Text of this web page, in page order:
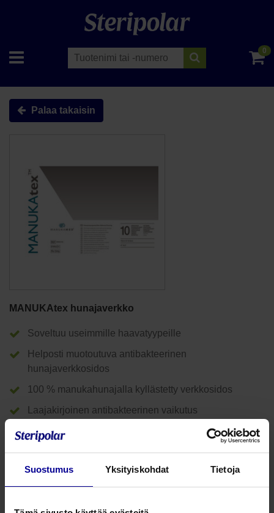
Suostumus Yksityiskohdat Tietoja
0
Palaa takaisin
MANUKAtex hunajaverkko
Soveltuu useimmille haavatyypeille
Helposti muotoutuva antibakteerinen
hunajaverkkosidos
100 % manukahunajalla kyllästetty verkkosidos
Laajakirjoinen antibakteerinen vaikutus
Facebook
Twitter
MANUKAtex hunajaverkko